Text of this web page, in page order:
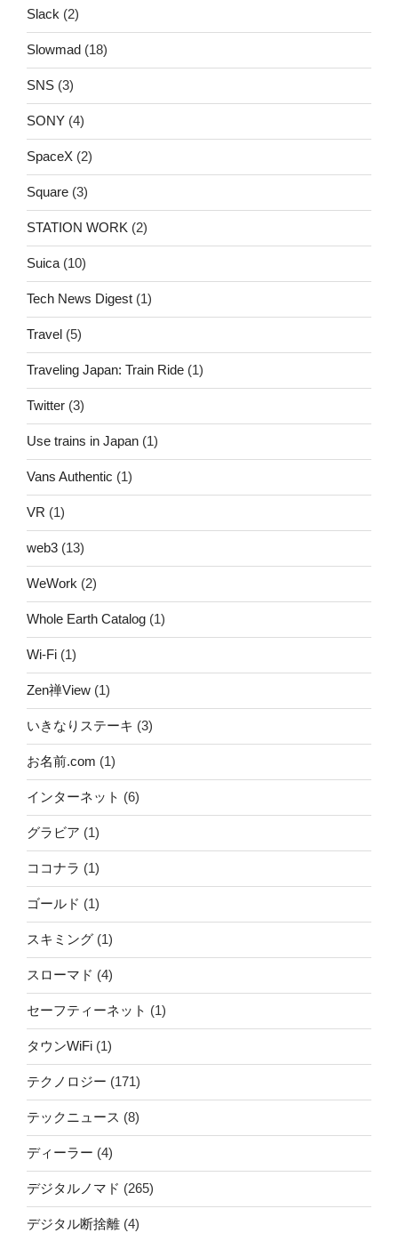
Slack (2)
Slowmad (18)
SNS (3)
SONY (4)
SpaceX (2)
Square (3)
STATION WORK (2)
Suica(10)
Tech News Digest (1)
Travel (5)
Traveling Japan: Train Ride (1)
Twitter (3)
Use trains in Japan (1)
Vans Authentic (1)
VR (1)
web3 (13)
WeWork (2)
Whole Earth Catalog (1)
Wi-Fi (1)
Zen禅View (1)
いきなりステーキ (3)
お名前.com (1)
インターネット (6)
グラビア (1)
ココナラ (1)
ゴールド (1)
スキミング (1)
スローマド (4)
セーフティーネット (1)
タウンWiFi (1)
テクノロジー (171)
テックニュース (8)
ディーラー (4)
デジタルノマド (265)
デジタル断捨離 (4)